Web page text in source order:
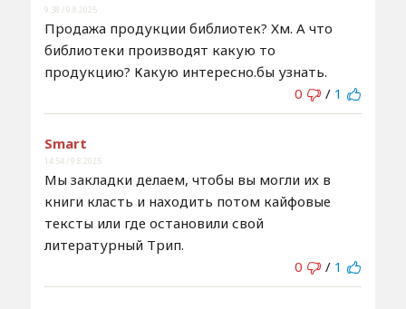
9:38 / 9.8.2025
Продажа продукции библиотек? Хм. А что
библиотеки производят какую то
продукцию? Какую интересно.бы узнать.
0
/ 1
Smart
14:54 / 9.8.2025
Мы закладки делаем, чтобы вы могли их в
книги класть и находить потом кайфовые
тексты или где остановили свой
литературный Трип.
0
/ 1